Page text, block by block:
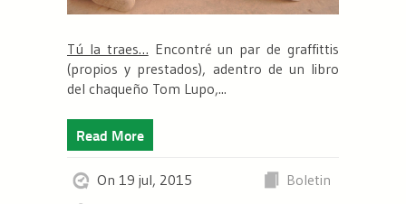
Tú la traes… Encontré un par de graffittis
(propios y prestados), adentro de un libro
del chaqueño Tom Lupo,...
Read More
On 19 jul, 2015
Boletin